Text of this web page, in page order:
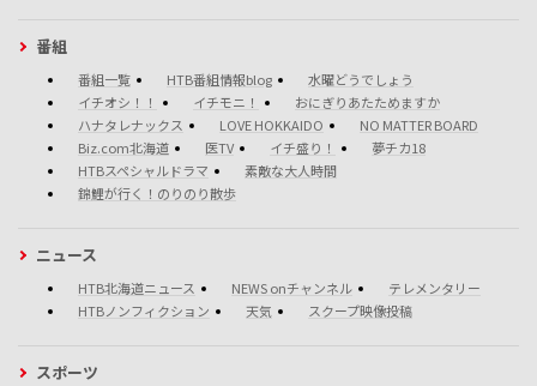
番組
番組一覧 HTB番組情報blog
水曜どうでしょう
イチオシ！！
イチモニ！
おにぎりあたためますか
ハナタレナックス
LOVE HOKKAIDO
NO MATTER BOARD
Biz.com北海道
医TV イチ盛り！
夢チカ18
HTBスペシャルドラマ
素敵な大人時間
錦鯉が行く！のりのり散歩
ニュース
HTB北海道ニュース NEWS onチャンネル
テレメンタリー
HTBノンフィクション
天気 スクープ映像投稿
スポーツ